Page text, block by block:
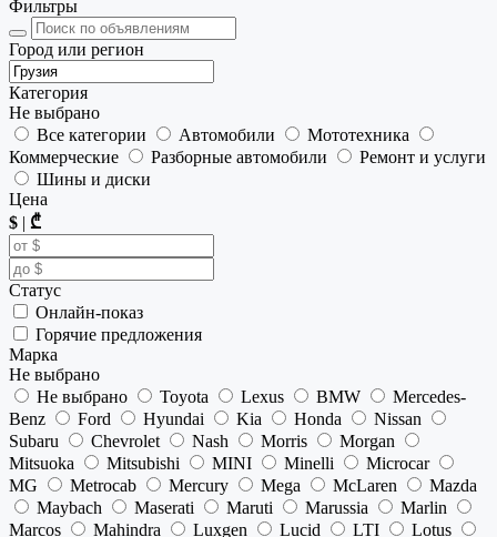
Фильтры
Город или регион
Категория
Не выбрано
Все категории
Автомобили
Мототехника
Коммерческие
Разборные автомобили
Ремонт и услуги
Шины и диски
Цена
$ | ₾
Статус
Онлайн-показ
Горячие предложения
Марка
Не выбрано
Не выбрано
Toyota Lexus BMW
Mercedes-
Benz
Ford Hyundai Kia Honda
Nissan
Subaru
Chevrolet Nash Morris
Morgan
Mitsuoka
Mitsubishi MINI Minelli
Microcar
MG
Metrocab Mercury Mega McLaren
Mazda
Maybach
Maserati Maruti Marussia
Marlin
Marcos
Mahindra Luxgen Lucid LTI Lotus